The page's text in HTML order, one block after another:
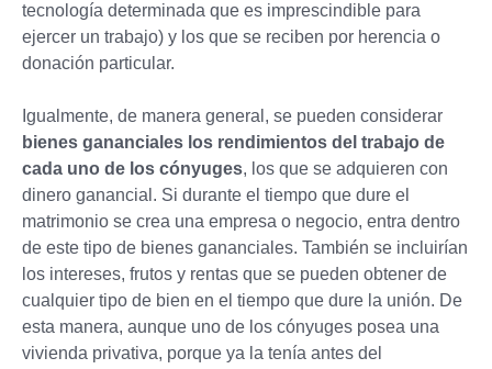
tecnología determinada que es imprescindible para
ejercer un trabajo) y los que se reciben por herencia o
donación particular.
Igualmente, de manera general, se pueden considerar
bienes gananciales los rendimientos del trabajo de
cada uno de los cónyuges, los que se adquieren con
dinero ganancial. Si durante el tiempo que dure el
matrimonio se crea una empresa o negocio, entra dentro
de este tipo de bienes gananciales. También se incluirían
los intereses, frutos y rentas que se pueden obtener de
cualquier tipo de bien en el tiempo que dure la unión. De
esta manera, aunque uno de los cónyuges posea una
vivienda privativa, porque ya la tenía antes del